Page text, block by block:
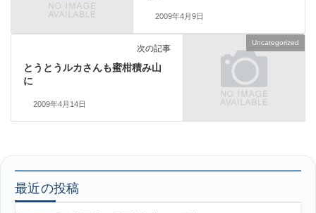
2009年4月9日
Uncategorized
次の記事
とうとうルカさんも蜜柑積み山
に
2009年4月14日
最近の投稿